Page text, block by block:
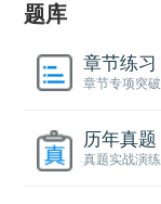
题库
章节练习
章节专项突破
历年真题
真题实战演练